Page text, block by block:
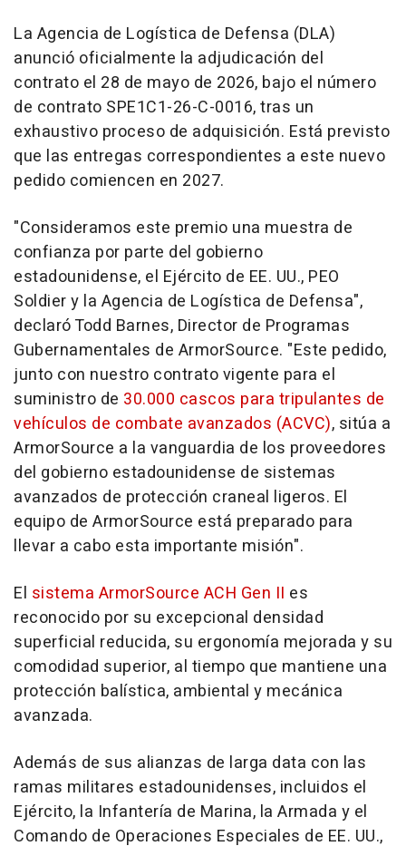
La Agencia de Logística de Defensa (DLA)
anunció oficialmente la adjudicación del
contrato el 28 de mayo de 2026, bajo el número
de contrato SPE1C1-26-C-0016, tras un
exhaustivo proceso de adquisición. Está previsto
que las entregas correspondientes a este nuevo
pedido comiencen en 2027.
"Consideramos este premio una muestra de
confianza por parte del gobierno
estadounidense, el Ejército de EE. UU., PEO
Soldier y la Agencia de Logística de Defensa",
declaró Todd Barnes, Director de Programas
Gubernamentales de ArmorSource. "Este pedido,
junto con nuestro contrato vigente para el
suministro de 30.000 cascos para tripulantes de
vehículos de combate avanzados (ACVC), sitúa a
ArmorSource a la vanguardia de los proveedores
del gobierno estadounidense de sistemas
avanzados de protección craneal ligeros. El
equipo de ArmorSource está preparado para
llevar a cabo esta importante misión".
El sistema ArmorSource ACH Gen II es
reconocido por su excepcional densidad
superficial reducida, su ergonomía mejorada y su
comodidad superior, al tiempo que mantiene una
protección balística, ambiental y mecánica
avanzada.
Además de sus alianzas de larga data con las
ramas militares estadounidenses, incluidos el
Ejército, la Infantería de Marina, la Armada y el
Comando de Operaciones Especiales de EE. UU.,